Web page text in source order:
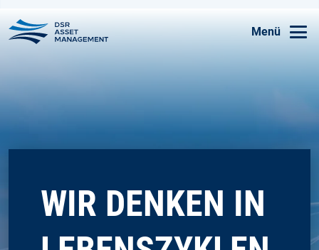
Menü
WIR DENKEN IN